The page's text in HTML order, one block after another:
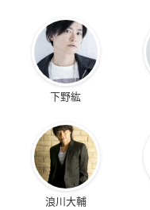
下野紘
浪川大輔